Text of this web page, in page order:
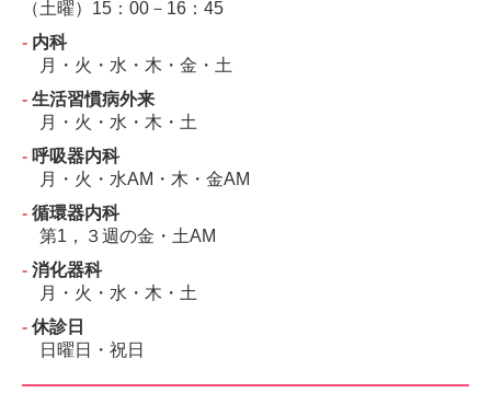
（土曜） 15：00－ 16：45
‐ 内科
月・火・水・木・金・土
‐ 生活習慣病外来
月・火・水・木・土
‐ 呼吸器内科
月・火・水AM・木・金AM
‐ 循環器内科
第1，３週の金・土AM
‐ 消化器科
月・火・水・木・土
‐ 休診日
日曜日・祝日